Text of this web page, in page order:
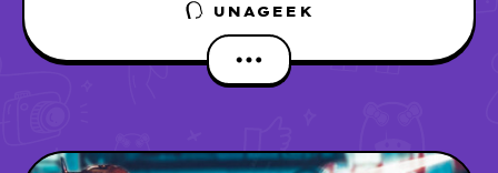
UNAGEEK